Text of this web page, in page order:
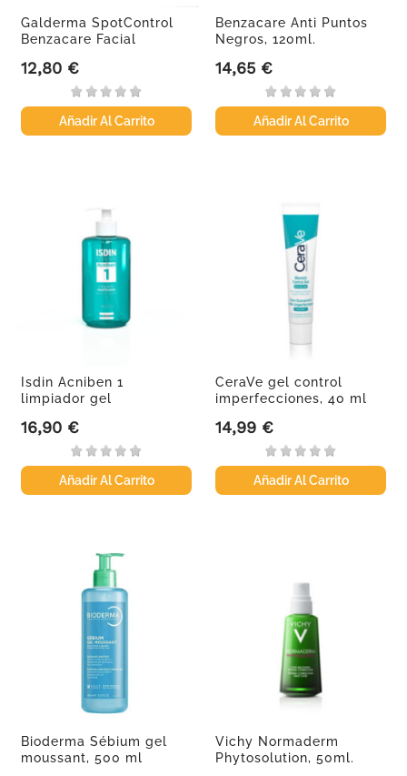
Galderma SpotControl
Benzacare Facial
Precio
12,80 €
Añadir Al Carrito
Benzacare Anti Puntos
Negros, 120ml.
Precio
14,65 €
Añadir Al Carrito
Isdin Acniben 1
limpiador gel
Precio
16,90 €
Añadir Al Carrito
CeraVe gel control
imperfecciones, 40 ml
Precio
14,99 €
Añadir Al Carrito
Bioderma Sébium gel
moussant, 500 ml
Vichy Normaderm
Phytosolution, 50ml.